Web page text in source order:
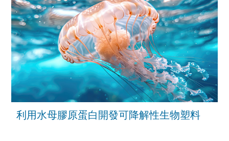
利用水母膠原蛋白開發可降解性生物塑料